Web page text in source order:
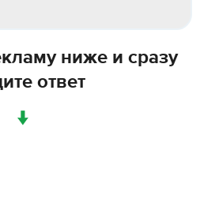
ниже и сразу
ответ
↓